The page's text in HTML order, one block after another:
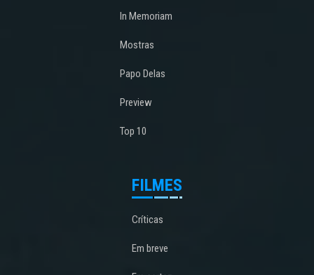
In Memoriam
Mostras
Papo Delas
Preview
Top 10
FILMES
Críticas
Em breve